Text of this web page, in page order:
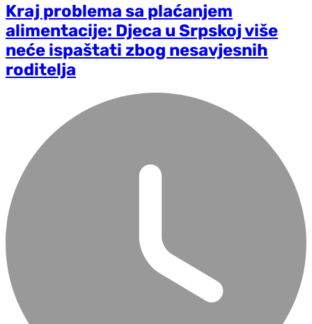
Kraj problema sa plaćanjem
alimentacije: Djeca u Srpskoj više
neće ispaštati zbog nesavjesnih
roditelja